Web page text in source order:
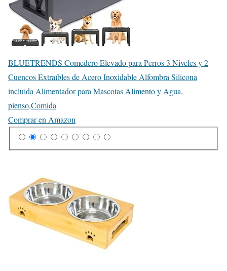
BLUETRENDS Comedero Elevado para Perros 3 Niveles y 2
Cuencos Extraíbles de Acero Inoxidable Alfombra Silicona
incluida Alimentador para Mascotas Alimento y Agua,
pienso,Comida
Comprar en Amazon